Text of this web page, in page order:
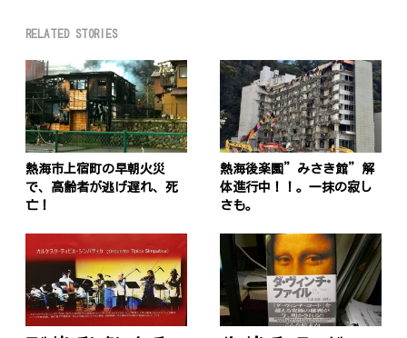
RELATED STORIES
熱海市上宿町の早朝火災
で、高齢者が逃げ遅れ、死
亡！
熱海後楽園”みさき館”解
体進行中！！。一抹の寂し
さも。